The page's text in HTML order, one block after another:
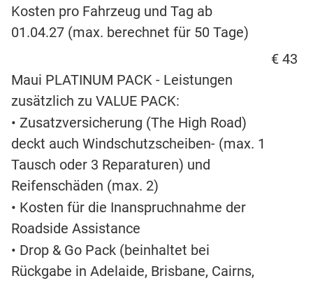
Kosten pro Fahrzeug und Tag ab
01.04.27 (max. berechnet für 50 Tage)
€ 43
Maui PLATINUM PACK - Leistungen
zusätzlich zu VALUE PACK:
• Zusatzversicherung (The High Road)
deckt auch Windschutzscheiben- (max. 1
Tausch oder 3 Reparaturen) und
Reifenschäden (max. 2)
• Kosten für die Inanspruchnahme der
Roadside Assistance
• Drop & Go Pack (beinhaltet bei
Rückgabe in Adelaide, Brisbane, Cairns,